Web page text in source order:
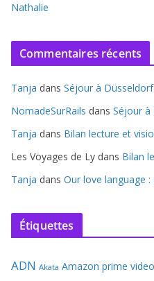
Nathalie
Commentaires récents
Tanja dans Séjour à
NomadeSurRails dans Séjour à
Tanja dans Bilan lecture et
Les Voyages de Ly dans Bilan
Tanja dans Our love language
Étiquettes
ADN Akata Amazon prime video